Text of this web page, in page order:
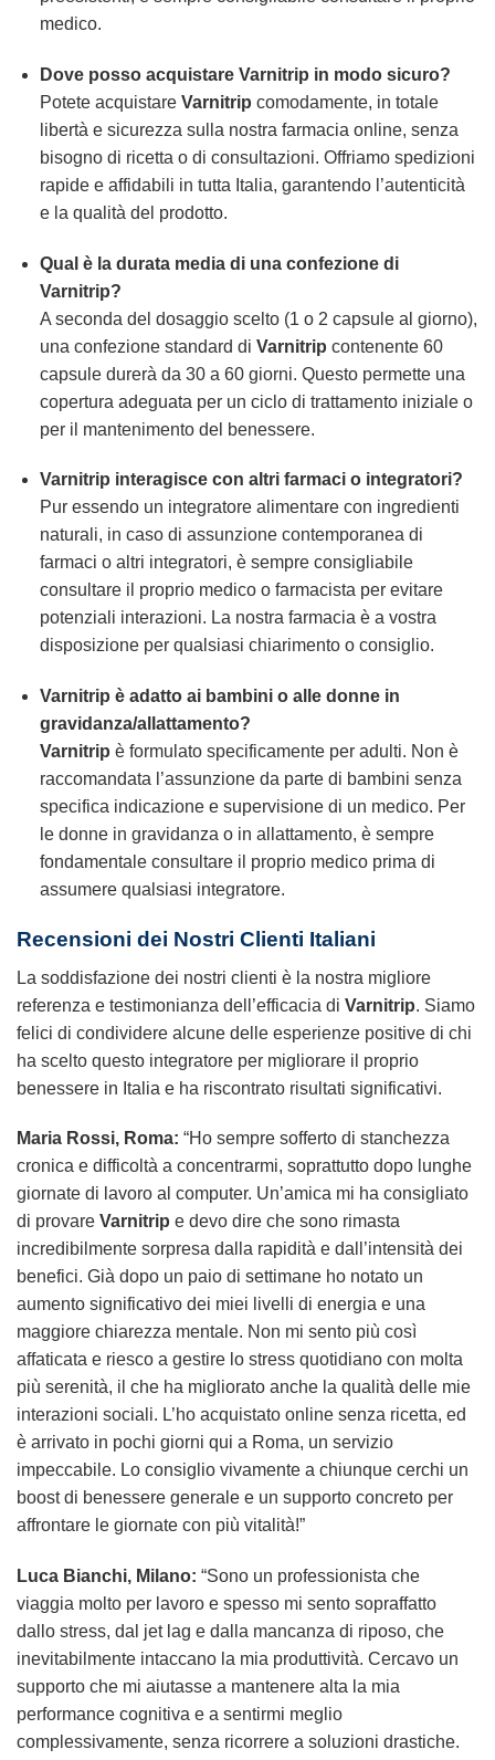
medico.
Dove posso acquistare Varnitrip in modo sicuro?
Potete acquistare Varnitrip comodamente, in totale
libertà e sicurezza sulla nostra farmacia online, senza
bisogno di ricetta o di consultazioni. Offriamo spedizioni
rapide e affidabili in tutta Italia, garantendo l’autenticità
e la qualità del prodotto.
Qual è la durata media di una confezione di
Varnitrip?
A seconda del dosaggio scelto (1 o 2 capsule al giorno),
una confezione standard di Varnitrip contenente 60
capsule durerà da 30 a 60 giorni. Questo permette una
copertura adeguata per un ciclo di trattamento iniziale o
per il mantenimento del benessere.
Varnitrip interagisce con altri farmaci o integratori?
Pur essendo un integratore alimentare con ingredienti
naturali, in caso di assunzione contemporanea di
farmaci o altri integratori, è sempre consigliabile
consultare il proprio medico o farmacista per evitare
potenziali interazioni. La nostra farmacia è a vostra
disposizione per qualsiasi chiarimento o consiglio.
Varnitrip è adatto ai bambini o alle donne in
gravidanza/allattamento?
Varnitrip è formulato specificamente per adulti. Non è
raccomandata l’assunzione da parte di bambini senza
specifica indicazione e supervisione di un medico. Per
le donne in gravidanza o in allattamento, è sempre
fondamentale consultare il proprio medico prima di
assumere qualsiasi integratore.
Recensioni dei Nostri Clienti Italiani
La soddisfazione dei nostri clienti è la nostra migliore
referenza e testimonianza dell’efficacia di Varnitrip. Siamo
felici di condividere alcune delle esperienze positive di chi
ha scelto questo integratore per migliorare il proprio
benessere in Italia e ha riscontrato risultati significativi.
Maria Rossi, Roma: “Ho sempre sofferto di stanchezza
cronica e difficoltà a concentrarmi, soprattutto dopo lunghe
giornate di lavoro al computer. Un’amica mi ha consigliato
di provare Varnitrip e devo dire che sono rimasta
incredibilmente sorpresa dalla rapidità e dall’intensità dei
benefici. Già dopo un paio di settimane ho notato un
aumento significativo dei miei livelli di energia e una
maggiore chiarezza mentale. Non mi sento più così
affaticata e riesco a gestire lo stress quotidiano con molta
più serenità, il che ha migliorato anche la qualità delle mie
interazioni sociali. L’ho acquistato online senza ricetta, ed
è arrivato in pochi giorni qui a Roma, un servizio
impeccabile. Lo consiglio vivamente a chiunque cerchi un
boost di benessere generale e un supporto concreto per
affrontare le giornate con più vitalità!”
Luca Bianchi, Milano: “Sono un professionista che
viaggia molto per lavoro e spesso mi sento sopraffatto
dallo stress, dal jet lag e dalla mancanza di riposo, che
inevitabilmente intaccano la mia produttività. Cercavo un
supporto che mi aiutasse a mantenere alta la mia
performance cognitiva e a sentirmi meglio
complessivamente, senza ricorrere a soluzioni drastiche.